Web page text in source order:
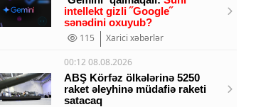
intellekt gizli ˝Google˝
sənədini oxuyub?
115
Xarici xəbərlər
00:12 08.08.2026
ABŞ Körfəz ölkələrinə 5250
raket əleyhinə müdafiə raketi
satacaq